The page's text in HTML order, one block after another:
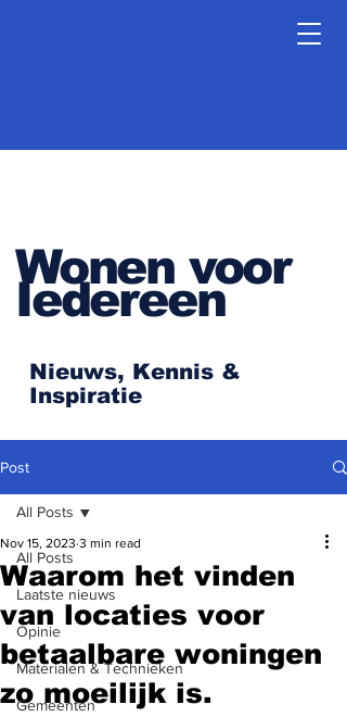
Wonen voor
Iedereen
Nieuws, Kennis &
Inspiratie
Post
All Posts
Laatste nieuws
Opinie
Materialen & Technieken
Gemeenten
All Posts
Waarom het vinden
van locaties voor
betaalbare woningen
zo moeilijk is.
Nov 15, 2023 3 min read